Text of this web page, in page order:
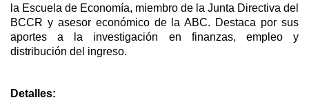
la Escuela de Economía, miembro de la Junta Directiva del
BCCR y asesor económico de la ABC. Destaca por sus
aportes a la investigación en finanzas, empleo y
distribución del ingreso.
Detalles: